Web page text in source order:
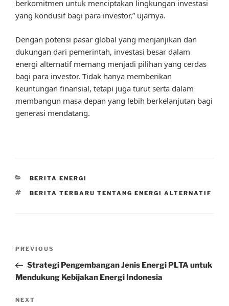
berkomitmen untuk menciptakan lingkungan investasi
yang kondusif bagi para investor,” ujarnya.
Dengan potensi pasar global yang menjanjikan dan
dukungan dari pemerintah, investasi besar dalam
energi alternatif memang menjadi pilihan yang cerdas
bagi para investor. Tidak hanya memberikan
keuntungan finansial, tetapi juga turut serta dalam
membangun masa depan yang lebih berkelanjutan bagi
generasi mendatang.
CATEGORIES
BERITA ENERGI
TAGS
BERITA TERBARU TENTANG ENERGI ALTERNATIF
Previous
Post
PREVIOUS
Strategi Pengembangan Jenis Energi PLTA untuk
Mendukung Kebijakan Energi Indonesia
Next
NEXT